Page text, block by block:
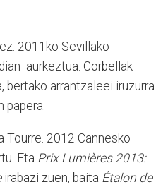
2011ko Sevillako
aurkeztua. Cor­bellak
bertako arrantzaleei iruzurra
papera.
Tou­rre. 2012 Cannesko
Eta Prix Lumiè­res 2013:
irabazi zuen, baita Étalon de